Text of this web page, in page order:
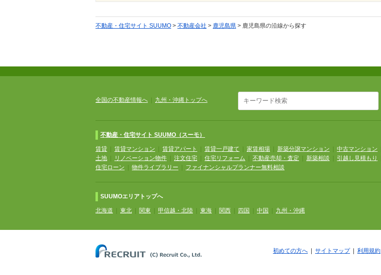
不動産・住宅サイト SUUMO > 不動産会社 > 鹿児島県 > 鹿児島県の沿線から探す
全国の不動産情報へ 九州・沖縄トップへ
不動産・住宅サイト SUUMO（スーモ）
賃貸 賃貸マンション 賃貸アパート 賃貸一戸建て 家賃相場 新築分譲マンション 中古マンション
土地
リノベーション物件 注文住宅 住宅リフォーム 不動産売却・査定 新築相談 引越し見積もり
住宅ローン
物件ライブラリー ファイナンシャルプランナー無料相談
SUUMOエリアトップへ
北海道 東北 関東 甲信越・北陸 東海 関西 四国 中国 九州・沖縄
初めての方へ サイトマップ| 利用規約